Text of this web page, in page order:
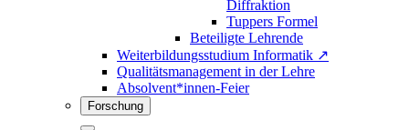
Diffraktion
Tuppers Formel
Beteiligte Lehrende
Weiterbildungsstudium Informatik ↗
Qualitätsmanagement in der Lehre
Absolvent*innen-Feier
Forschung